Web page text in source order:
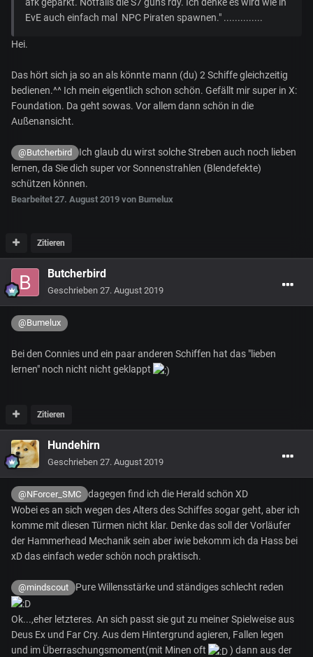
EvE auch einfach mal NPC Piraten spawnen." ..............
Hei.
Das hört sich ja so an als könnte mann (du) 2 Schiffe gleichzeitig
bedienen.^^ Ich mein eigentlich schon schön. Gefällt mir super in X:
Foundation. Da geht sowas. Vor allem dann schön in die
Außenansicht.
@Butcherbird
Ich glaub du wirst solche Streben auch noch lieben
lernen, da Sie dich super vor Sonnenstrahlen (Blendefekte)
schützen können.
Bearbeitet 27. August 2019 von Bumelux
Zitieren
Butcherbird
Geschrieben 27. August 2019
@Bumelux
Bei den Connies und ein paar anderen Schiffen hat das "lieben
lernen" noch nicht nicht geklappt
Zitieren
Hundehirn
Geschrieben 27. August 2019
@NForcer_SMC
dagegen find ich die Herald schön XD
Wobei es an sich wegen des Alters des Schiffes sogar geht, aber ich
komme mit diesen Türmen nicht klar. Denke das soll der Vorläufer
der Hammerhead Mechanik sein aber iwie bekomm ich da Hass bei
xD das einfach weder schön noch praktisch.
@mindscout Pure Willensstärke und ständiges schlecht reden
Ok...,eher letzteres. An sich passt sie gut zu meiner Spielweise aus
Deus Ex und Far Cry. Aus dem Hintergrund agieren, Fallen legen
und im Überraschungsmoment(mit Minen oft
) dann aus der